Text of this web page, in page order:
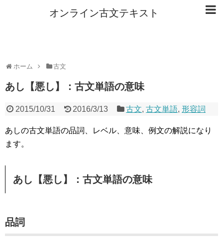
オンライン古文テキスト
ホーム 古文
あし【悪し】：古文単語の意味
2015/10/31 2016/3/13 古文,古文単語,形容詞
あしの古文単語の品詞、レベル、意味、例文の解説になり
ます。
あし【悪し】：古文単語の意味
品詞